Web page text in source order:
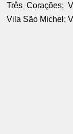
Três Corações;
Vila São Michel;